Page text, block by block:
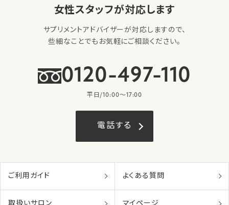
女性スタッフが対応します
サプリメントアドバイザーが対応しますので、
些細なことでもお気軽にご相談ください。
0120-497-110
平日/10:00〜17:00
電話する
ご利用ガイド よくある質問
取扱いサロン マイページ